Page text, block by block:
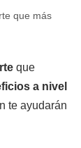
que más
que
a nivel
te ayudarán